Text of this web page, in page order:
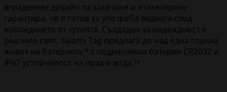
вграденият дизайн за закачане и етикетиране
гарантира, че е готов за употреба веднага след
изваждането от кутията. Създаден за надеждност в
реалния свят, Xiaomi Tag предлага до над една година
живот на батерията¹⁸ с подменяема батерия CR2032 и
IP67 устойчивост на прах и вода.¹⁹